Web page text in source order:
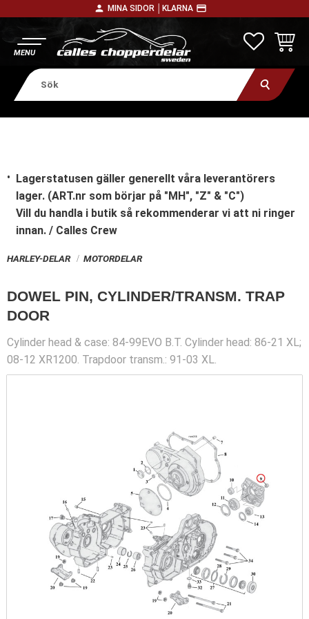
person MINA SIDOR │ KLARNA payment
Lagerstatusen gäller generellt våra leverantörers
lager. (ART.nr som börjar på "MH", "Z" & "C")
Vill du handla i butik så rekommenderar vi att ni ringer
innan. / Calles Crew
HARLEY-DELAR MOTORDELAR
DOWEL PIN, CYLINDER/TRANSM. TRAP
DOOR
Cylinder head & case: 84-99EVO B.T. Cylinder head: 86-21 XL;
08-12 XR1200. Trapdoor transm.: 91-03 XL.